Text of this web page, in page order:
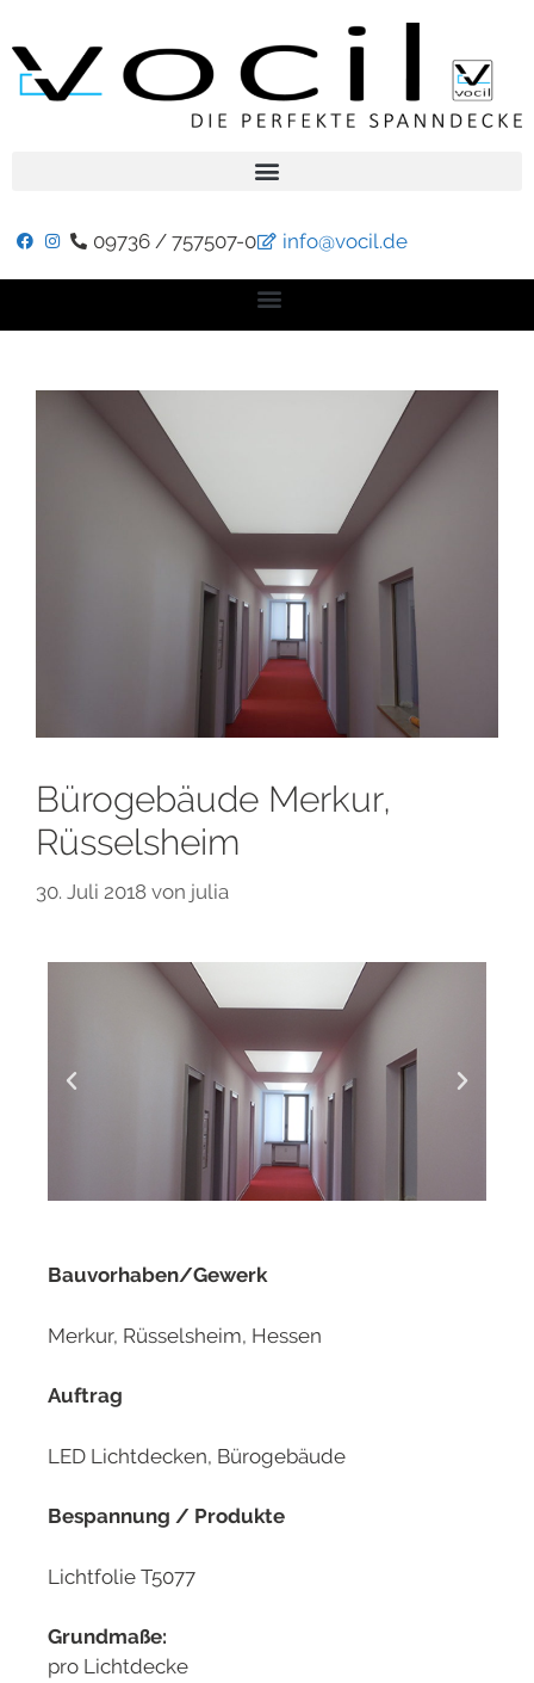
09736 / 757507-0 info@vocil.de
Bürogebäude Merkur,
Rüsselsheim
30. Juli 2018 von julia
Bauvorhaben/Gewerk
Merkur, Rüsselsheim, Hessen
Auftrag
LED Lichtdecken, Bürogebäude
Bespannung / Produkte
Lichtfolie T5077
Grundmaße:
pro Lichtdecke